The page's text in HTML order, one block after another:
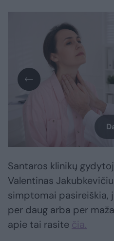
Santaros klinikų
Valentinas
simptomai pasireiškia,
per daug arba per
apie tai rasite čia.